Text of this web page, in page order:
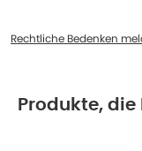
Rechtliche Bedenken
Produkte,